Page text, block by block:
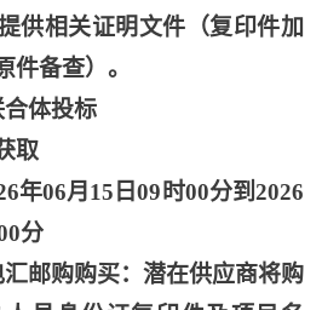
供相关证明文件（复印件加
件备查）。
体投标
取
年06月15日09时00分到2026
分
汇邮购购买：潜在供应商将购